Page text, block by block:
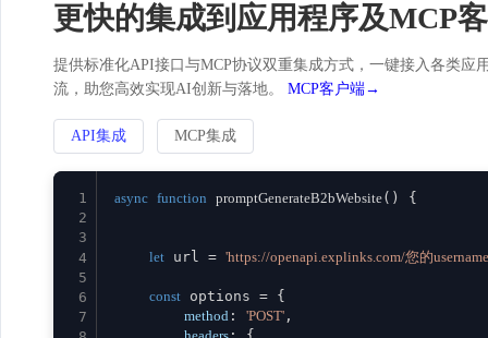
更快的集成到应用程序及MCP
提供标准化API接口与MCP协议双重集成方式，一键接入各类
流，助您高效实现AI创新与落地。 MCP客户端→
API集成 MCP集成
1
2
3
4
5
6
7
async function promptGenerateB2bWebsite( ) {
let url = 'https://openapi.explinks.com/您的
const options = {
method : 'POST' ,